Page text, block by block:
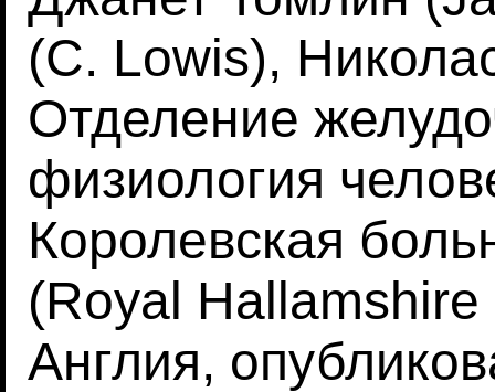
(C. Lowis),
Отделение
физиология
Королевская
(Royal
Англия,